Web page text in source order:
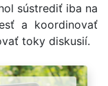
sústrediť iba na
a koordinovať
toky diskusií.